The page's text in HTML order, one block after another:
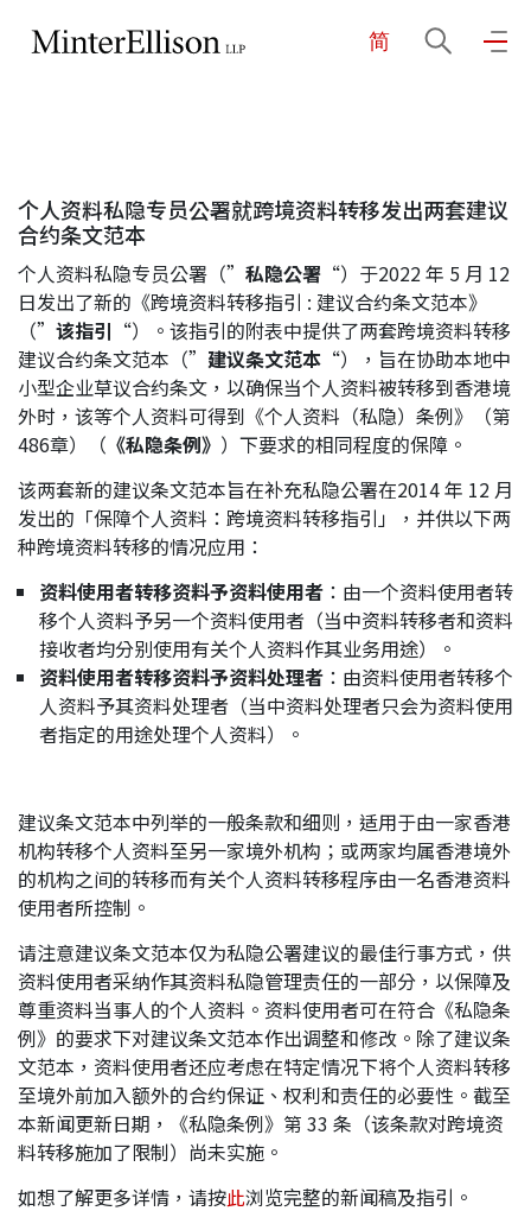
简
关于我们
业务领域
我们的团队
社区投入
应届毕业生招聘
联络我们
最新消息
地点
个人资料私隐专员公署就跨境资料转移发出两套建议
合约条文范本
个人资料私隐专员公署（” 私隐公署 “）于2022 年 5 月 12
日发出了新的《跨境资料转移指引 : 建议合约条文范本》
（” 该指引 “）。该指引的附表中提供了两套跨境资料转移
建议合约条文范本（” 建议条文范本 “），旨在协助本地中
小型企业草议合约条文，以确保当个人资料被转移到香港境
外时，该等个人资料可得到《个人资料（私隐）条例》（第
486章）（ 《私隐条例》 ）下要求的相同程度的保障。
该两套新的建议条文范本旨在补充私隐公署在2014 年 12 月
发出的「保障个人资料：跨境资料转移指引」，并供以下两
种跨境资料转移的情况应用：
资料使用者转移资料予资料使用者 ：由一个资料使用者转
移个人资料予另一个资料使用者（当中资料转移者和资料
接收者均分别使用有关个人资料作其业务用途）。
资料使用者转移资料予资料处理者 ：由资料使用者转移个
人资料予其资料处理者（当中资料处理者只会为资料使用
者指定的用途处理个人资料）。
建议条文范本中列举的一般条款和细则，适用于由一家香港
机构转移个人资料至另一家境外机构；或两家均属香港境外
的机构之间的转移而有关个人资料转移程序由一名香港资料
使用者所控制。
请注意建议条文范本仅为私隐公署建议的最佳行事方式，供
资料使用者采纳作其资料私隐管理责任的一部分，以保障及
尊重资料当事人的个人资料。资料使用者可在符合《私隐条
例》的要求下对建议条文范本作出调整和修改。除了建议条
文范本，资料使用者还应考虑在特定情况下将个人资料转移
至境外前加入额外的合约保证、权利和责任的必要性。截至
本新闻更新日期，《私隐条例》第 33 条（该条款对跨境资
料转移施加了限制）尚未实施。
如想了解更多详情，请按此浏览完整的新闻稿及指引。